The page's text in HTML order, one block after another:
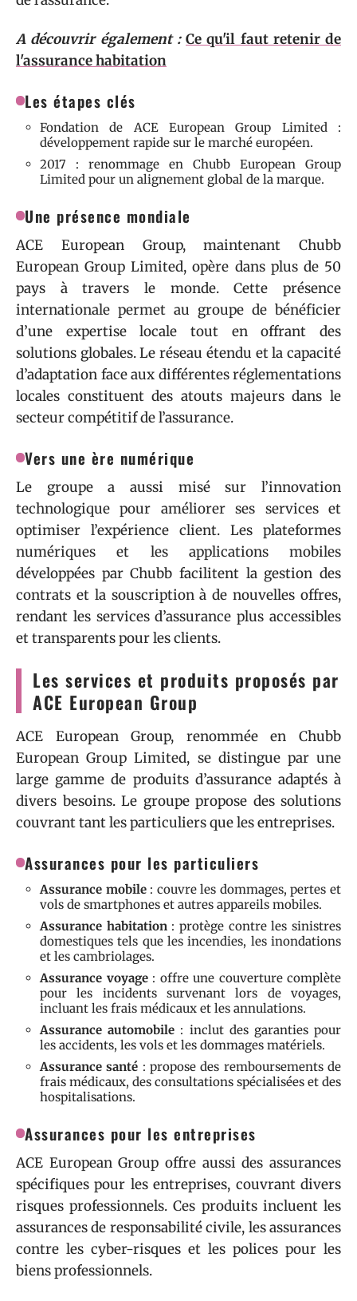
A découvrir également : Ce qu'il faut retenir de
l'assurance habitation
Les étapes clés
Fondation de ACE European Group Limited :
développement rapide sur le marché européen.
2017 : renommage en Chubb European Group
Limited pour un alignement global de la marque.
Une présence mondiale
ACE European Group, maintenant Chubb
European Group Limited, opère dans plus de 50
pays à travers le monde. Cette présence
internationale permet au groupe de bénéficier
d’une expertise locale tout en offrant des
solutions globales. Le réseau étendu et la capacité
d’adaptation face aux différentes réglementations
locales constituent des atouts majeurs dans le
secteur compétitif de l’assurance.
Vers une ère numérique
Le groupe a aussi misé sur l’innovation
technologique pour améliorer ses services et
optimiser l’expérience client. Les plateformes
numériques et les applications mobiles
développées par Chubb facilitent la gestion des
contrats et la souscription à de nouvelles offres,
rendant les services d’assurance plus accessibles
et transparents pour les clients.
Les services et produits proposés par
ACE European Group
ACE European Group, renommée en Chubb
European Group Limited, se distingue par une
large gamme de produits d’assurance adaptés à
divers besoins. Le groupe propose des solutions
couvrant tant les particuliers que les entreprises.
Assurances pour les particuliers
Assurance mobile: couvre les dommages, pertes et
vols de smartphones et autres appareils mobiles.
Assurance habitation: protège contre les sinistres
domestiques tels que les incendies, les inondations
et les cambriolages.
Assurance voyage: offre une couverture complète
pour les incidents survenant lors de voyages,
incluant les frais médicaux et les annulations.
Assurance automobile : inclut des garanties pour
les accidents, les vols et les dommages matériels.
Assurance santé : propose des remboursements de
frais médicaux, des consultations spécialisées et des
hospitalisations.
Assurances pour les entreprises
ACE European Group offre aussi des assurances
spécifiques pour les entreprises, couvrant divers
risques professionnels. Ces produits incluent les
assurances de responsabilité civile, les assurances
contre les cyber-risques et les polices pour les
biens professionnels.